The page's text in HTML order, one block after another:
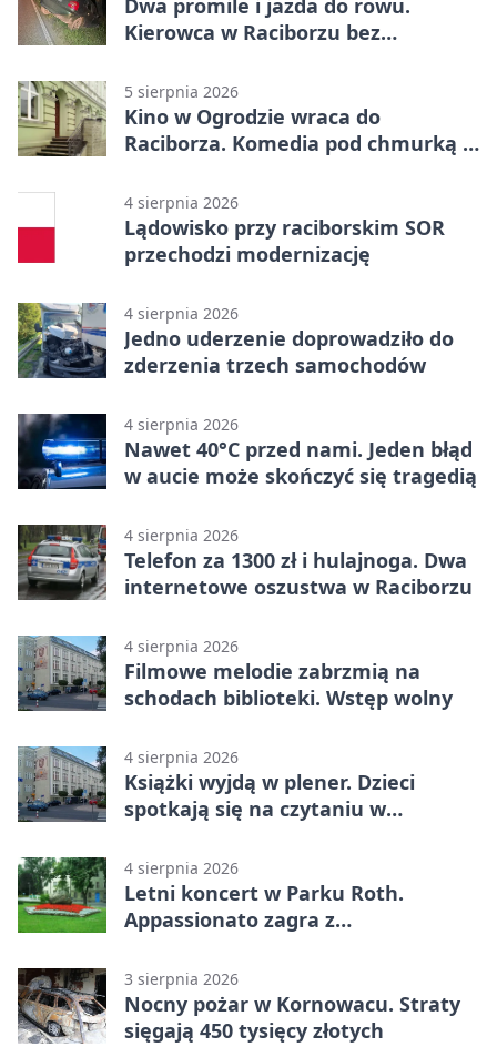
Kierowca w Raciborzu bez
5 sierpnia 2026
Kino w Ogrodzie wraca do
Raciborza. Komedia pod chmurką w
4 sierpnia 2026
Lądowisko przy raciborskim SOR
przechodzi modernizację
4 sierpnia 2026
Jedno uderzenie doprowadziło do
zderzenia trzech samochodów
4 sierpnia 2026
Nawet 40°C przed nami. Jeden błąd
w aucie może skończyć się tragedią
4 sierpnia 2026
Telefon za 1300 zł i hulajnoga. Dwa
internetowe oszustwa w Raciborzu
4 sierpnia 2026
Filmowe melodie zabrzmią na
schodach biblioteki. Wstęp wolny
4 sierpnia 2026
Książki wyjdą w plener. Dzieci
spotkają się na czytaniu w
4 sierpnia 2026
Letni koncert w Parku Roth.
Appassionato zagra z
3 sierpnia 2026
Nocny pożar w Kornowacu. Straty
sięgają 450 tysięcy złotych